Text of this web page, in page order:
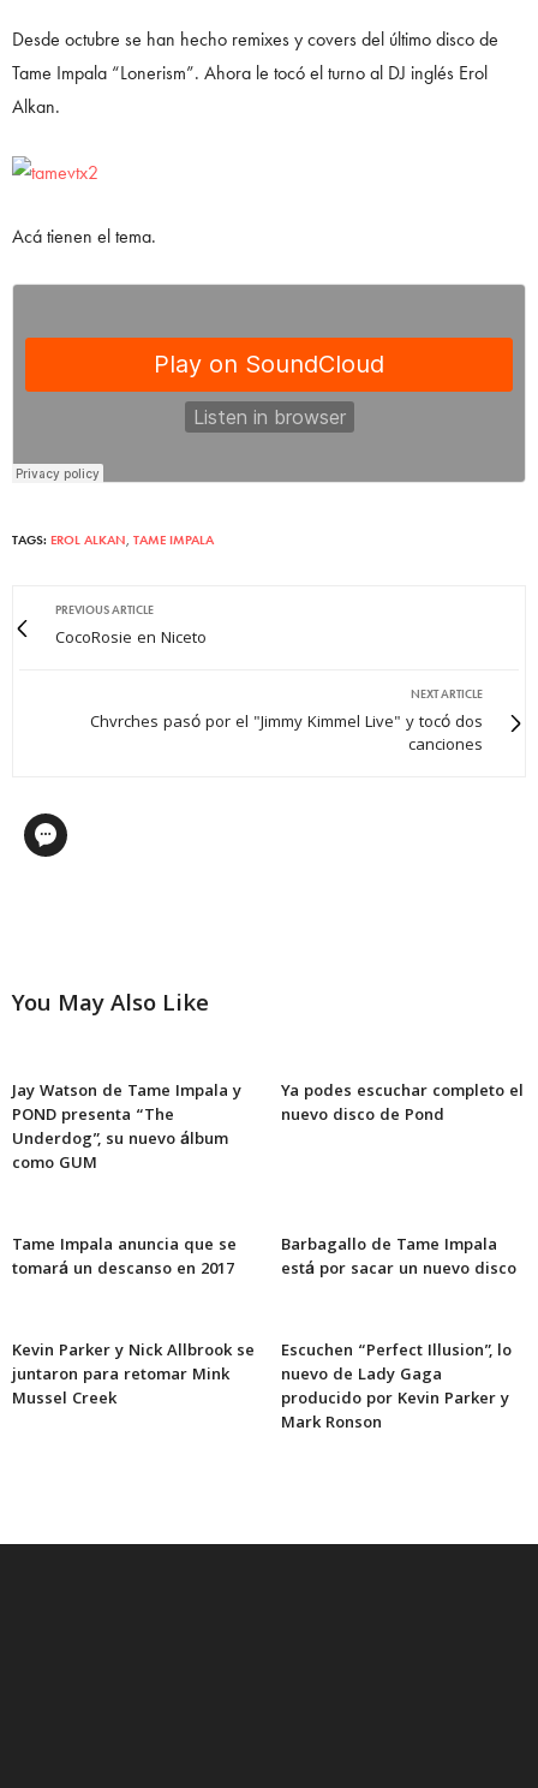
Desde octubre se han hecho remixes y covers del último disco de
Tame Impala “Lonerism”. Ahora le tocó el turno al DJ inglés Erol
Alkan.
Acá tienen el tema.
TAGS: EROL ALKAN, TAME IMPALA
PREVIOUS ARTICLE
CocoRosie en Niceto
NEXT ARTICLE
Chvrches pasó por el "Jimmy Kimmel Live" y tocó dos
canciones
You May Also Like
Jay Watson de Tame Impala y
POND presenta “The
Underdog”, su nuevo álbum
como GUM
Ya podes escuchar completo el
nuevo disco de Pond
Tame Impala anuncia que se
tomará un descanso en 2017
Barbagallo de Tame Impala
está por sacar un nuevo disco
Kevin Parker y Nick Allbrook se
juntaron para retomar Mink
Mussel Creek
Escuchen “Perfect Illusion”, lo
nuevo de Lady Gaga
producido por Kevin Parker y
Mark Ronson